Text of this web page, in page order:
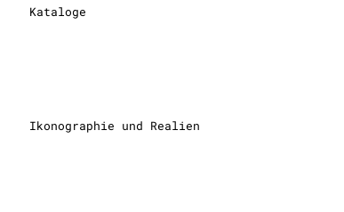
Kataloge
Ikonographie und Realien